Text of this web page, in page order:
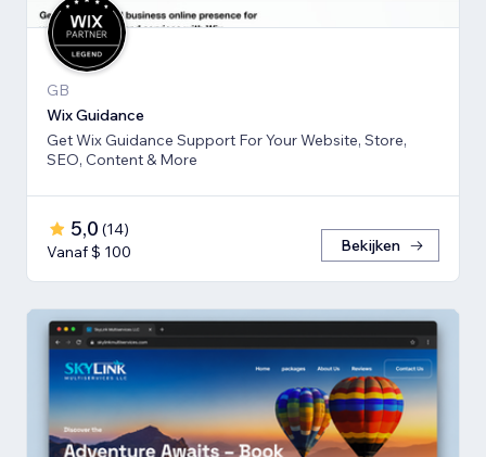
GB
Wix Guidance
Get Wix Guidance Support For Your Website, Store,
SEO, Content & More
5,0 (14)
Vanaf $ 100
Bekijken